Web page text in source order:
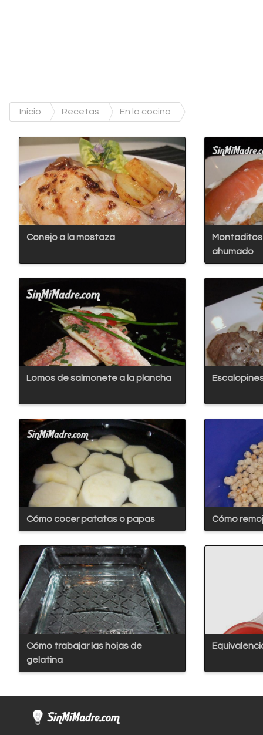
Inicio Recetas En la cocina
Conejo a la mostaza
Montaditos
ahumado
Lomos de salmonete a la plancha
Cómo cocer patatas o papas Cómo
Cómo trabajar las hojas de
gelatina